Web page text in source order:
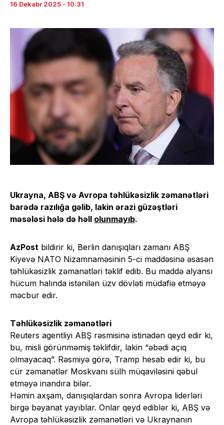
16 Dekabr 2025 - 10:31
Ukrayna, ABŞ və Avropa təhlükəsizlik zəmanətləri
barədə razılığa gəlib, lakin ərazi güzəştləri
məsələsi hələ də həll olunmayıb.
AzPost bildirir ki, Berlin danışıqları zamanı ABŞ
Kiyevə NATO Nizamnaməsinin 5-ci maddəsinə əsasən
təhlükəsizlik zəmanətləri təklif edib. Bu maddə alyansı
hücum halında istənilən üzv dövləti müdafiə etməyə
məcbur edir.
Təhlükəsizlik zəmanətləri
Reuters agentliyi ABŞ rəsmisinə istinadən qeyd edir ki,
bu, misli görünməmiş təklifdir, lakin “əbədi açıq
olmayacaq”. Rəsmiyə görə, Tramp hesab edir ki, bu
cür zəmanətlər Moskvanı sülh müqaviləsini qəbul
etməyə inandıra bilər.
Həmin axşam, danışıqlardan sonra Avropa liderləri
birgə bəyanat yayıblar. Onlar qeyd ediblər ki, ABŞ və
Avropa təhlükəsizlik zəmanətləri və Ukraynanın